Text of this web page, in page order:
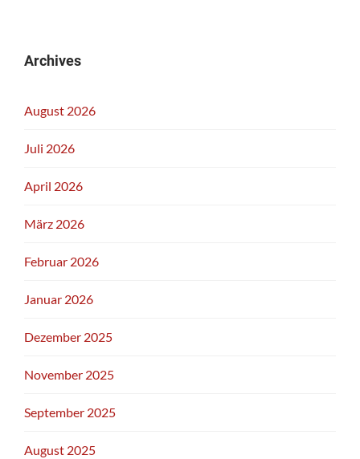
Archives
August 2026
Juli 2026
April 2026
März 2026
Februar 2026
Januar 2026
Dezember 2025
November 2025
September 2025
August 2025